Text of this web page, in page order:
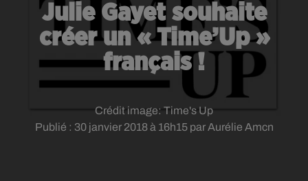
Julie Gayet souhaite
créer un « Time’Up »
français !
Publié : 30 janvier 2018 à 16h15 par Aurélie Amcn
Crédit image: Time's Up